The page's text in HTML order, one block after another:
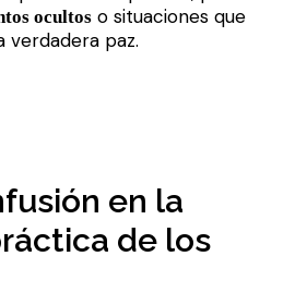
ocultos o situaciones que
verdadera paz.
en la
de los